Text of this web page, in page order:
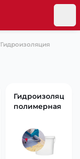
Гидроизоляция
Гидроизоляция
полимерная